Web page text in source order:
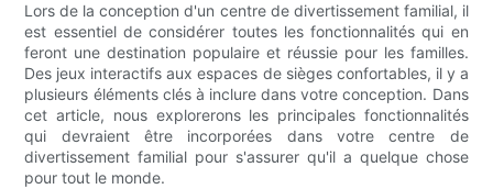
Lors de la conception d'un centre de divertissement familial, il
est essentiel de considérer toutes les fonctionnalités qui en
feront une destination populaire et réussie pour les familles.
Des jeux interactifs aux espaces de sièges confortables, il y a
plusieurs éléments clés à inclure dans votre conception. Dans
cet article, nous explorerons les principales fonctionnalités
qui devraient être incorporées dans votre centre de
divertissement familial pour s'assurer qu'il a quelque chose
pour tout le monde.